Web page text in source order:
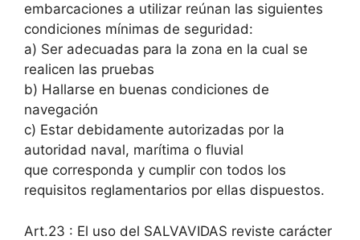
embarcaciones a utilizar reúnan las siguientes
condiciones mínimas de seguridad:
a) Ser adecuadas para la zona en la cual se
realicen las pruebas
b) Hallarse en buenas condiciones de
navegación
c) Estar debidamente autorizadas por la
autoridad naval, marítima o fluvial
que corresponda y cumplir con todos los
requisitos reglamentarios por ellas dispuestos.
Art.23 : El uso del SALVAVIDAS reviste carácter